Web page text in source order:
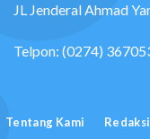
JL Jenderal Ahmad
Telpon: (0274)
Tentang Kami Redaksi